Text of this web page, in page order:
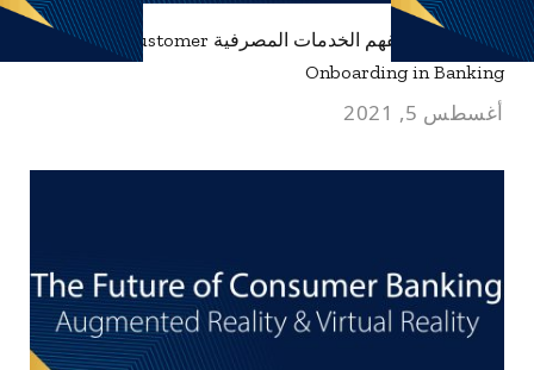
تأهيل العملاء لفهم الخدمات المصرفية Customer
Onboarding in Banking
أغسطس 5, 2021